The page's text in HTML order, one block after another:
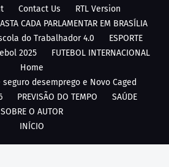
Contact Us
RTL Version
CADA PARLAMENTAR EM BRASÍLIA
do Trabalhador 4.0
ESPORTE
2025
FUTEBOL INTERNACIONAL
Home
desemprego e Novo Caged
PREVISÃO DO TEMPO
SAÚDE
SOBRE O AUTOR
INÍCIO